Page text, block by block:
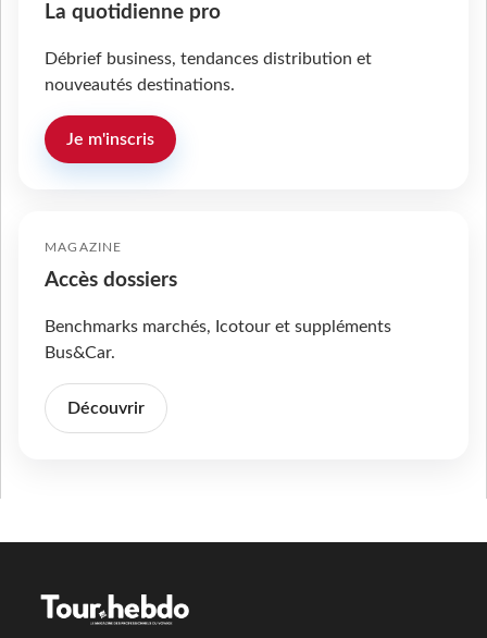
La quotidienne pro
Débrief business, tendances distribution et
nouveautés destinations.
Je m'inscris
MAGAZINE
Accès dossiers
Benchmarks marchés, Icotour et suppléments
Bus&Car.
Découvrir